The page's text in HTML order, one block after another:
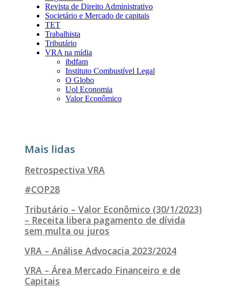
Revista de Direito Administrativo
Societário e Mercado de capitais
TET
Trabalhista
Tributário
VRA na mídia
ibdfam
Instituto Combustível Legal
O Globo
Uol Economia
Valor Econômico
Mais lidas
Retrospectiva VRA
#COP28
Tributário – Valor Econômico (30/1/2023)
– Receita libera pagamento de dívida
sem multa ou juros
VRA – Análise Advocacia 2023/2024
VRA – Área Mercado Financeiro e de
Capitais